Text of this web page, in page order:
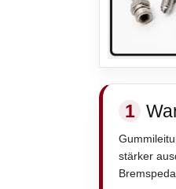
1
stärker